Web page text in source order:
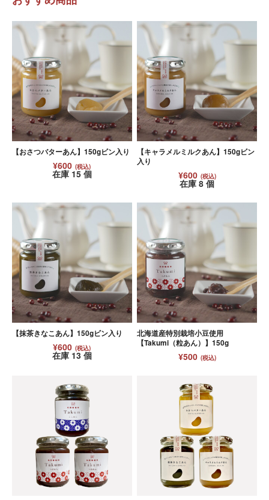
【おさつバターあん】150gビン入り
¥600 (税込)
在庫 15 個
【キャラメルミルクあん】150gビン
入り
¥600 (税込)
在庫 8 個
【抹茶きなこあん】150gビン入り
¥600 (税込)
在庫 13 個
北海道産特別栽培小豆使用
【Takumi（粒あん）】150g
¥500 (税込)